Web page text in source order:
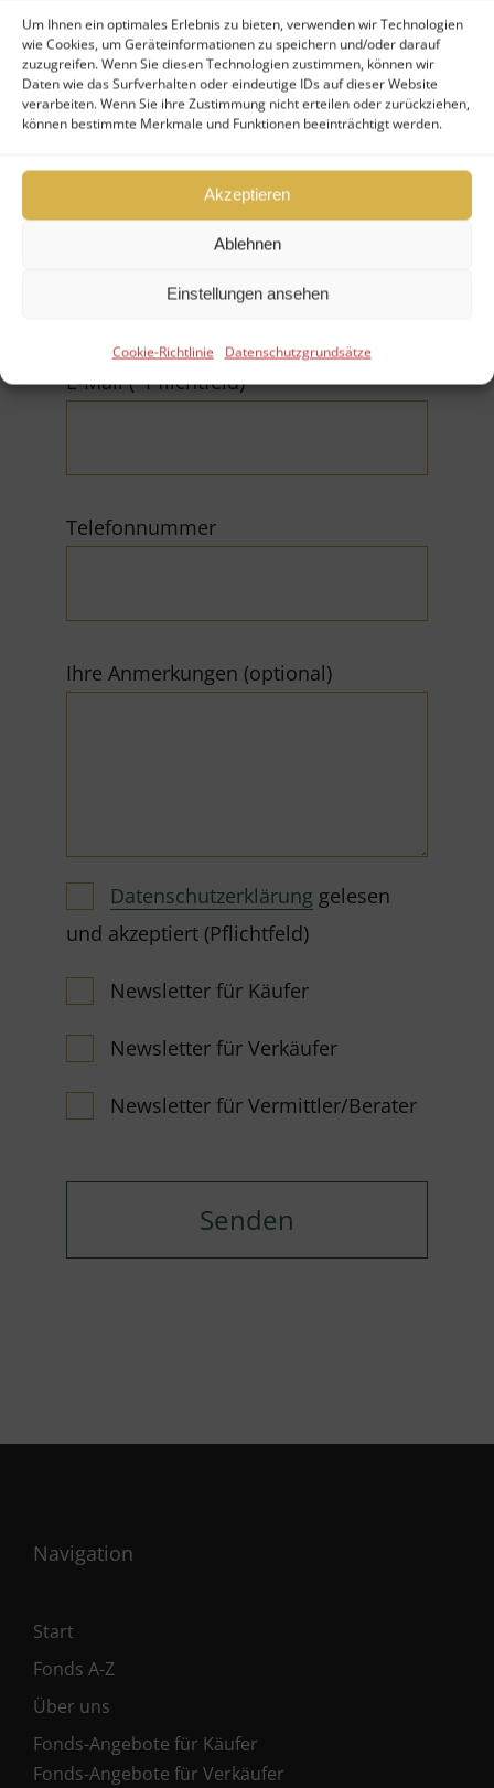
Um Ihnen ein optimales Erlebnis zu bieten, verwenden wir Technologien
wie Cookies, um Geräteinformationen zu speichern und/oder darauf
zuzugreifen. Wenn Sie diesen Technologien zustimmen, können wir
Daten wie das Surfverhalten oder eindeutige IDs auf dieser Website
verarbeiten. Wenn Sie ihre Zustimmung nicht erteilen oder zurückziehen,
können bestimmte Merkmale und Funktionen beeinträchtigt werden.
Akzeptieren
Ablehnen
Einstellungen ansehen
Cookie-Richtlinie Datenschutzgrundsätze
Ihr Nachname (*Pflichtfeld)
E-Mail (*Pflichtfeld)
Telefonnummer
Ihre Anmerkungen (optional)
Datenschutzerklärung gelesen
und akzeptiert (Pflichtfeld)
Newsletter für Käufer
Newsletter für Verkäufer
Newsletter für Vermittler/Berater
Navigation
Start
Fonds A-Z
Über uns
Fonds-Angebote für Käufer
Fonds-Angebote für Verkäufer